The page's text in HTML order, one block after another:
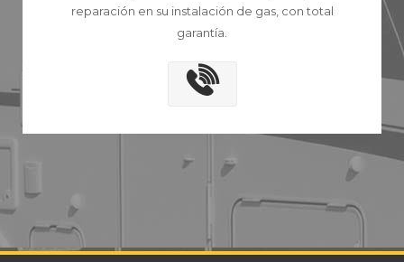
reparación en su instalación de gas, con total
garantía.